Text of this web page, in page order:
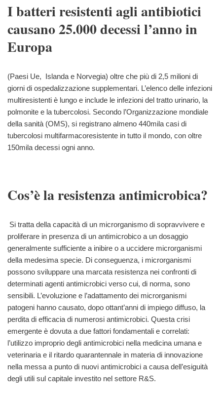
I batteri resistenti agli antibiotici
causano 25.000 decessi l’anno in
Europa
(Paesi Ue, Islanda e Norvegia) oltre che più di 2,5 milioni di
giorni di ospedalizzazione supplementari. L’elenco delle infezioni
multiresistenti è lungo e include le infezioni del tratto urinario, la
polmonite e la tubercolosi. Secondo l’Organizzazione mondiale
della sanità (OMS), si registrano almeno 440mila casi di
tubercolosi multifarmacoresistente in tutto il mondo, con oltre
150mila decessi ogni anno.
Cos’è la resistenza antimicrobica?
Si tratta della capacità di un microrganismo di sopravvivere e
proliferare in presenza di un antimicrobico a un dosaggio
generalmente sufficiente a inibire o a uccidere microrganismi
della medesima specie. Di conseguenza, i microrganismi
possono sviluppare una marcata resistenza nei confronti di
determinati agenti antimicrobici verso cui, di norma, sono
sensibili. L’evoluzione e l’adattamento dei microrganismi
patogeni hanno causato, dopo ottant’anni di impiego diffuso, la
perdita di efficacia di numerosi antimicrobici. Questa crisi
emergente è dovuta a due fattori fondamentali e correlati:
l’utilizzo improprio degli antimicrobici nella medicina umana e
veterinaria e il ritardo quarantennale in materia di innovazione
nella messa a punto di nuovi antimicrobici a causa dell’esiguità
degli utili sul capitale investito nel settore R&S.